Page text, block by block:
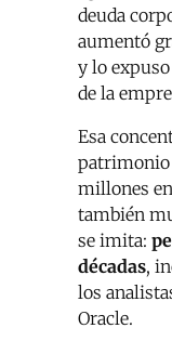
deuda
aumentó
y lo
de la
Esa
patrimonio
millones
también
se imita:
décadas,
los
Oracle.